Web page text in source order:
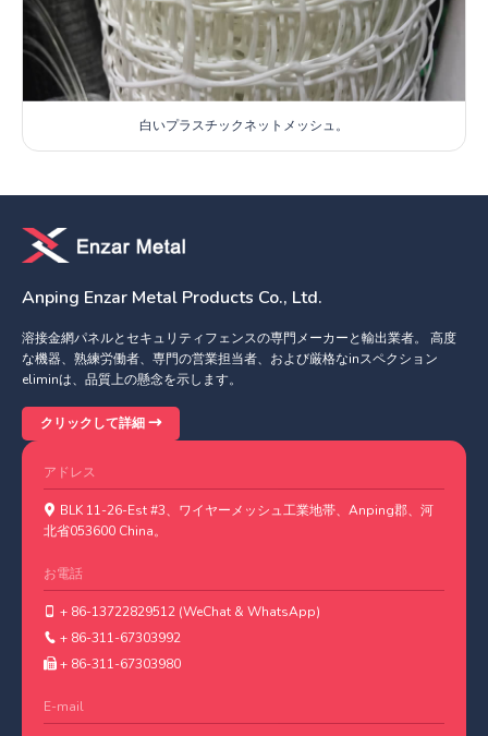
白いプラスチックネットメッシュ。
Anping Enzar Metal Products Co., Ltd.
溶接金網パネルとセキュリティフェンスの専門メーカーと輸出業者。 高度
な機器、熟練労働者、専門の営業担当者、および厳格なinスペクション
eliminは、品質上の懸念を示します。
クリックして詳細
アドレス
BLK 11-26-Est #3、ワイヤーメッシュ工業地帯、Anping郡、河
北省053600 China。
お電話
+ 86-13722829512 (WeChat & WhatsApp)
+ 86-311-67303992
+ 86-311-67303980
E-mail